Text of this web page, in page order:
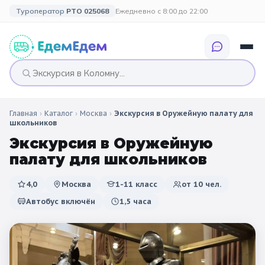
Туроператор РТО 025068 Ежедневно с 8:00 до 22:00
🎉 ПО ПРАЗДНИКАМ
Все праздники
🔔 1 сентября
🗳️ 18 сентября
🥞 Масленица
🗓️ ПО КАНИКУЛАМ
🍂 Осенние
☀️ Летние
🗓️ ПО ДЛИТЕЛЬНОСТИ
Однодневные
2 дня / 1 ночь
🎉 СОБЫТИЙНЫЕ
🍂 Осенние
каникулы
🎄 Новогодние
🌷 Весенние
каникулы
🎓 Выпускные
Главная › Каталог › Москва › Экскурсия в Оружейную палату для
школьников
Экскурсия в Оружейную
палату для школьников
4,0 Москва 1-11 класс от 10 чел.
Автобус включён
1,5 часа